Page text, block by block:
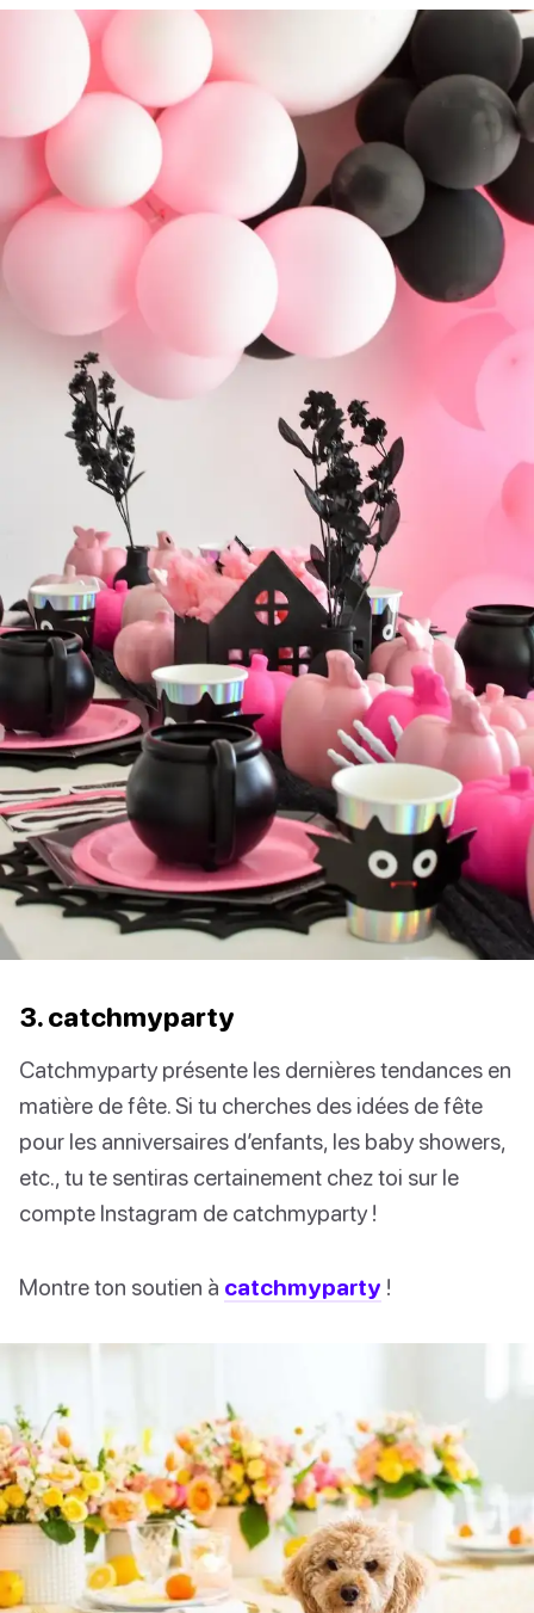
3. catchmyparty
Catchmyparty présente les dernières tendances en
matière de fête. Si tu cherches des idées de fête
pour les anniversaires d’enfants, les baby showers,
etc., tu te sentiras certainement chez toi sur le
compte Instagram de catchmyparty !
Montre ton soutien à catchmyparty !